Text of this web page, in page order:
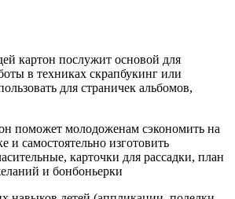
картон послужит основой для
в техниках скрапбукинг или
для страничек альбомов,
поможет молодоженам сэкономить на
и самостоятельно изготовить
карточки для рассадки, план
и бонбоньерки